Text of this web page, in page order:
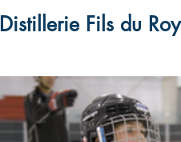
Distillerie Fils du Roy